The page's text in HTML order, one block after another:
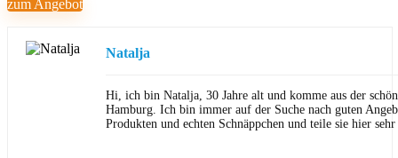
zum Angebot
Natalja
Hi, ich bin Natalja, 30 Jahre alt und komme aus der
Hamburg. Ich bin immer auf der Suche nach guten
Produkten und echten Schnäppchen und teile sie hier